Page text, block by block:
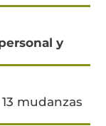
y
mudanzas